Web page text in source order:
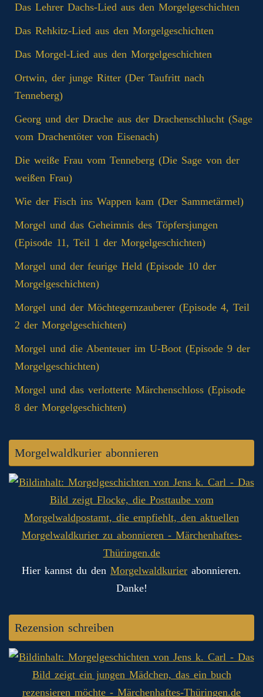
Das Lehrer Dachs-Lied aus den Morgelgeschichten
Das Rehkitz-Lied aus den Morgelgeschichten
Das Morgel-Lied aus den Morgelgeschichten
Ortwin, der junge Ritter (Der Taufritt nach
Tenneberg)
Georg und der Drache aus der Drachenschlucht (Sage
vom Drachentöter von Eisenach)
Die weiße Frau vom Tenneberg (Die Sage von der
weißen Frau)
Wie der Fisch ins Wappen kam (Der Sammetärmel)
Morgel und das Geheimnis des Töpfersjungen
(Episode 11, Teil 1 der Morgelgeschichten)
Morgel und der feurige Held (Episode 10 der
Morgelgeschichten)
Morgel und der Möchtegernzauberer (Episode 4, Teil
2 der Morgelgeschichten)
Morgel und die Abenteuer im U-Boot (Episode 9 der
Morgelgeschichten)
Morgel und das verlotterte Märchenschloss (Episode
8 der Morgelgeschichten)
Morgelwaldkurier abonnieren
Hier kannst du den Morgelwaldkurier abonnieren.
Danke!
Rezension schreiben